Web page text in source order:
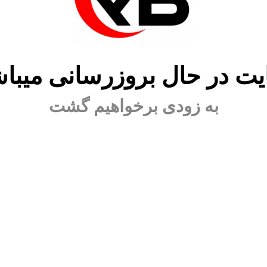
در حال بروزرسانی
به زودی برخواهیم گشت